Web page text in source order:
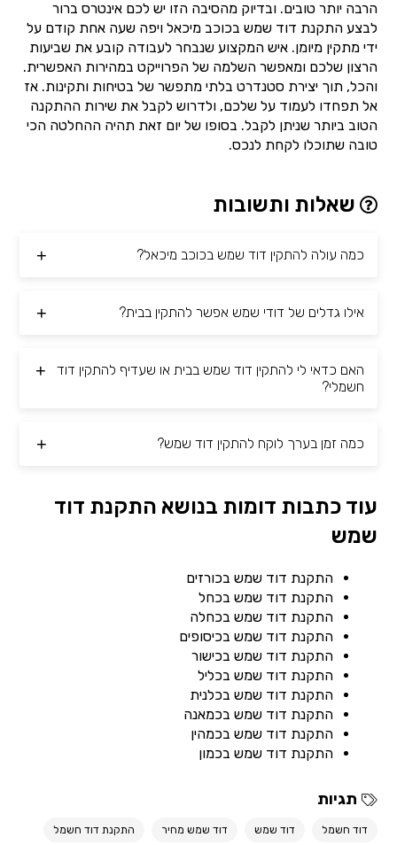
הרבה יותר טובים. ובדיוק מהסיבה הזו יש לכם אינטרס ברור
לבצע התקנת דוד שמש בכוכב מיכאל ויפה שעה אחת קודם על
ידי מתקין מיומן. איש המקצוע שנבחר לעבודה קובע את שביעות
הרצון שלכם ומאפשר השלמה של הפרוייקט במהירות האפשרית.
והכל, תוך יצירת סטנדרט בלתי מתפשר של בטיחות ותקינות. אז
אל תפחדו לעמוד על שלכם, ולדרוש לקבל את שירות ההתקנה
הטוב ביותר שניתן לקבל. בסופו של יום זאת תהיה ההחלטה הכי
טובה שתוכלו לקחת לנכס.
שאלות ותשובות
כמה עולה להתקין דוד שמש בכוכב מיכאל?
אילו גדלים של דודי שמש אפשר להתקין בבית?
האם כדאי לי להתקין דוד שמש בבית או שעדיף להתקין דוד
חשמלי?
כמה זמן בערך לוקח להתקין דוד שמש?
עוד כתבות דומות בנושא התקנת דוד
שמש
התקנת דוד שמש בכורזים
התקנת דוד שמש בכחל
התקנת דוד שמש בכחלה
התקנת דוד שמש בכיסופים
התקנת דוד שמש בכישור
התקנת דוד שמש בכליל
התקנת דוד שמש בכלנית
התקנת דוד שמש בכמאנה
התקנת דוד שמש בכמהין
התקנת דוד שמש בכמון
תגיות
דוד חשמל דוד שמש דוד שמש מחיר התקנת דוד חשמל